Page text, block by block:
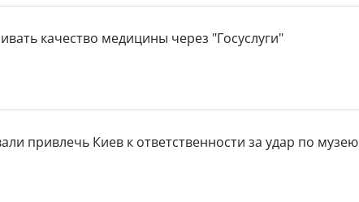
качество медицины через "Госуслуги"
привлечь Киев к ответственности за удар по музею